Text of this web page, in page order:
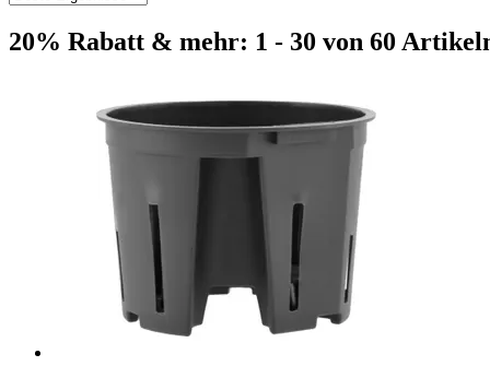
20% Rabatt & mehr: 1 - 30 von 60